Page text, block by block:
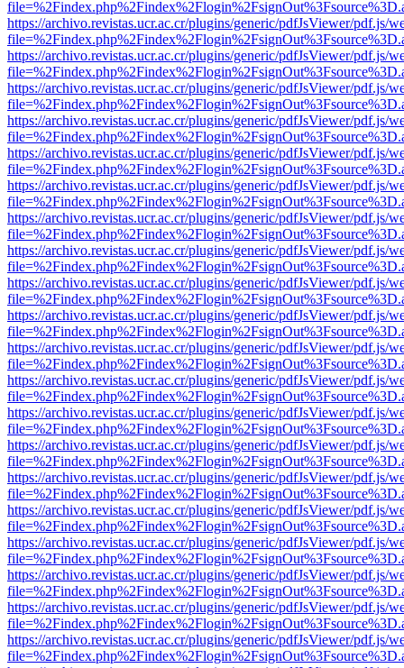
https://archivo.revistas.ucr.ac.cr/plugins/generic/pdfJsViewer/pdf.js/
https://archivo.revistas.ucr.ac.cr/plugins/generic/pdfJsViewer/pdf.js/
https://archivo.revistas.ucr.ac.cr/plugins/generic/pdfJsViewer/pdf.js/
https://archivo.revistas.ucr.ac.cr/plugins/generic/pdfJsViewer/pdf.js/
https://archivo.revistas.ucr.ac.cr/plugins/generic/pdfJsViewer/pdf.js/
https://archivo.revistas.ucr.ac.cr/plugins/generic/pdfJsViewer/pdf.js/
https://archivo.revistas.ucr.ac.cr/plugins/generic/pdfJsViewer/pdf.js/
https://archivo.revistas.ucr.ac.cr/plugins/generic/pdfJsViewer/pdf.js/
https://archivo.revistas.ucr.ac.cr/plugins/generic/pdfJsViewer/pdf.js/
https://archivo.revistas.ucr.ac.cr/plugins/generic/pdfJsViewer/pdf.js/
https://archivo.revistas.ucr.ac.cr/plugins/generic/pdfJsViewer/pdf.js/
https://archivo.revistas.ucr.ac.cr/plugins/generic/pdfJsViewer/pdf.js/
https://archivo.revistas.ucr.ac.cr/plugins/generic/pdfJsViewer/pdf.js/
https://archivo.revistas.ucr.ac.cr/plugins/generic/pdfJsViewer/pdf.js/
https://archivo.revistas.ucr.ac.cr/plugins/generic/pdfJsViewer/pdf.js/
https://archivo.revistas.ucr.ac.cr/plugins/generic/pdfJsViewer/pdf.js/
https://archivo.revistas.ucr.ac.cr/plugins/generic/pdfJsViewer/pdf.js/
https://archivo.revistas.ucr.ac.cr/plugins/generic/pdfJsViewer/pdf.js/
https://archivo.revistas.ucr.ac.cr/plugins/generic/pdfJsViewer/pdf.js/
https://archivo.revistas.ucr.ac.cr/plugins/generic/pdfJsViewer/pdf.js/